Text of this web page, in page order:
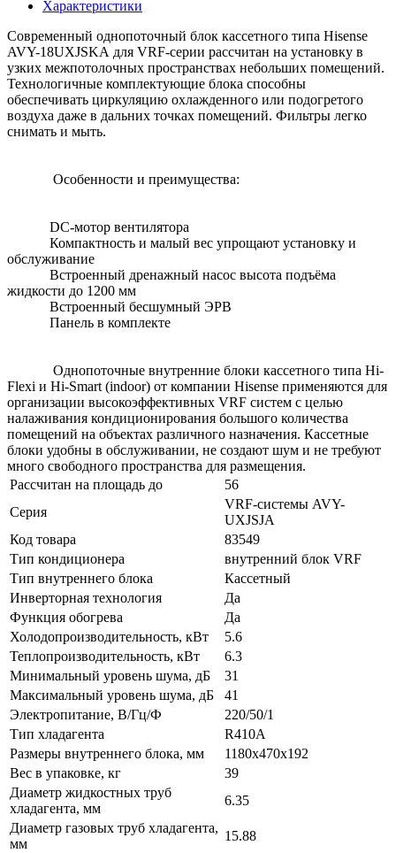
Характеристики
Современный однопоточный блок кассетного типа Hisense
AVY-18UXJSKA для VRF-серии рассчитан на установку в
узких межпотолочных пространствах небольших помещений.
Технологичные комплектующие блока способны
обеспечивать циркуляцию охлажденного или подогретого
воздуха даже в дальних точках помещений. Фильтры легко
снимать и мыть.
Особенности и преимущества:
DC-мотор вентилятора
Компактность и малый вес упрощают установку и
обслуживание
Встроенный дренажный насос высота подъёма
жидкости до 1200 мм
Встроенный бесшумный ЭРВ
Панель в комплекте
Однопоточные внутренние блоки кассетного типа Hi-
Flexi и Hi-Smart (indoor) от компании Hisense применяются для
организации высокоэффективных VRF систем с целью
налаживания кондиционирования большого количества
помещений на объектах различного назначения. Кассетные
блоки удобны в обслуживании, не создают шум и не требуют
много свободного пространства для размещения.
Рассчитан на площадь до
56
Серия
VRF-системы AVY-
UXJSJA
Код товара
83549
Тип кондиционера
внутренний блок VRF
Тип внутреннего блока
Кассетный
Инверторная технология
Да
Функция обогрева
Да
Холодопроизводительность, кВт
5.6
Теплопроизводительность, кВт
6.3
Минимальный уровень шума, дБ
31
Максимальный уровень шума, дБ
41
Электропитание, В/Гц/Ф
220/50/1
Тип хладагента
R410A
Размеры внутреннего блока, мм
1180x470x192
Вес в упаковке, кг
39
Диаметр жидкостных труб
хладагента, мм
6.35
Диаметр газовых труб хладагента,
мм
15.88